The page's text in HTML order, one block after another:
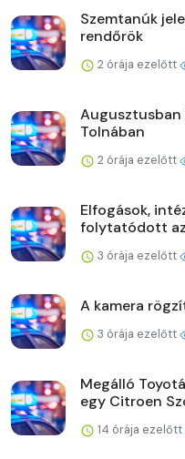
Szemtanúk
rendőrök
2 órája ezelőtt
Tolnában
2 órája ezelőtt
Elfogások,
folytatódott
3 órája ezelőtt
A kamera
3 órája ezelőtt
Megálló
egy Citroen
14 órája ezelőtt